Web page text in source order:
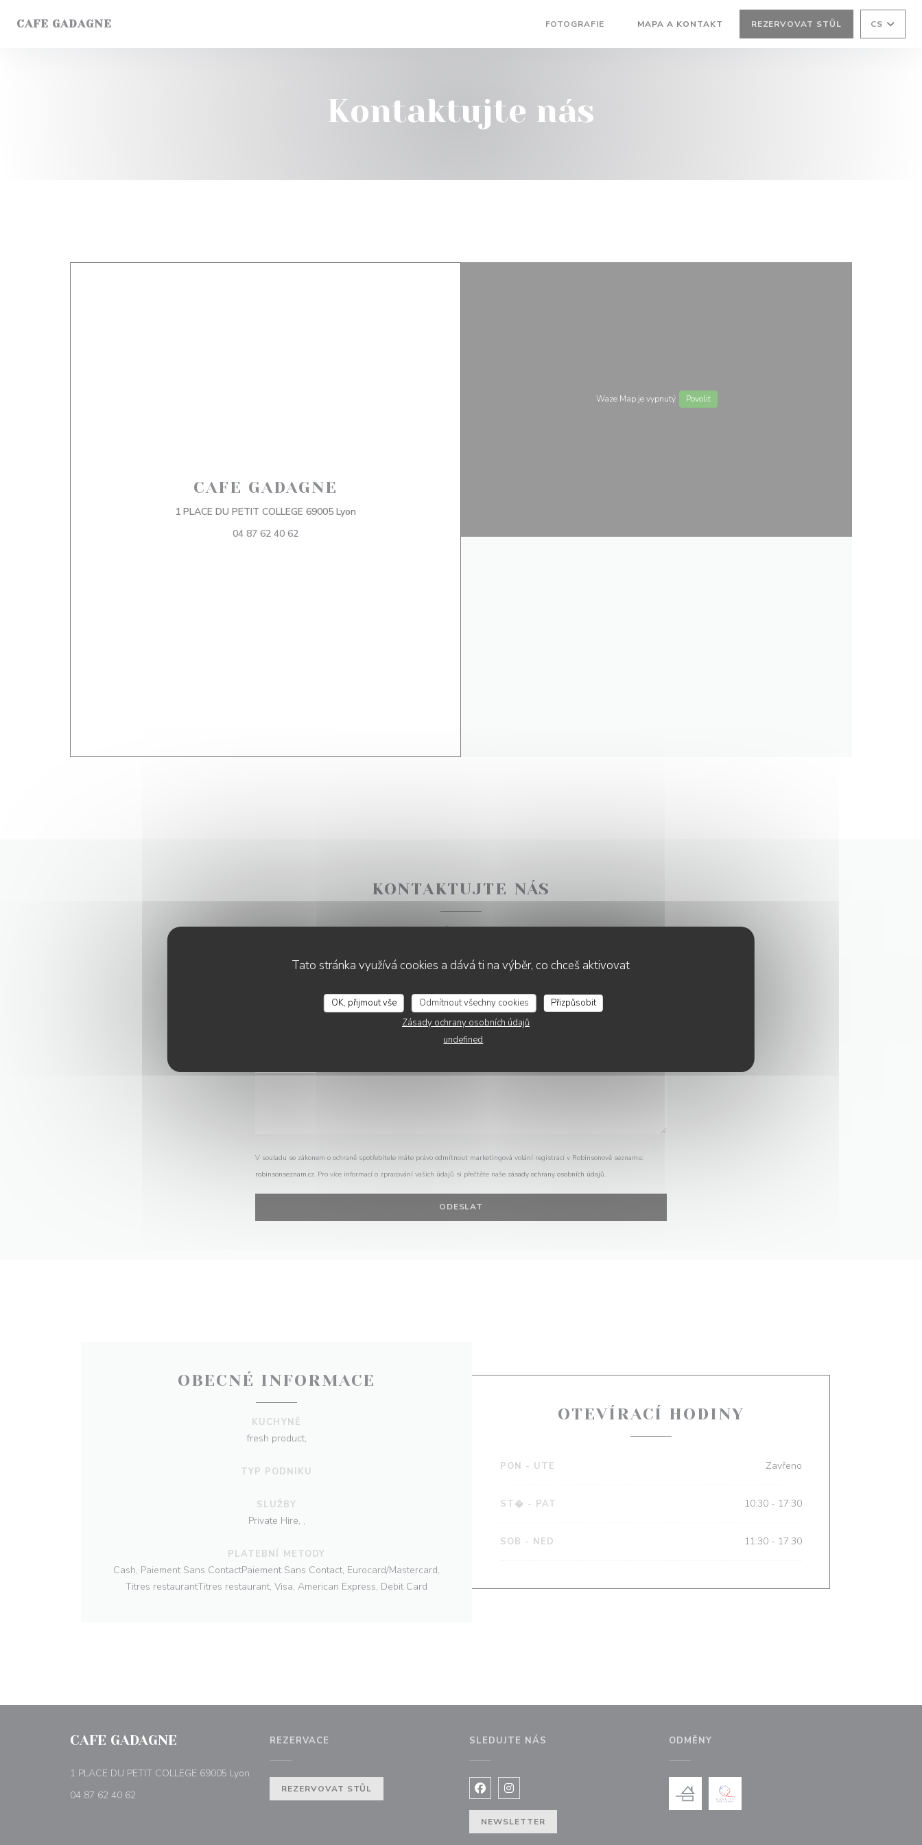
Tato stránka využívá cookies a dává ti na výběr, co chceš aktivovat
OK, přijmout vše Odmítnout všechny cookies
Přizpůsobit
Zásady ochrany osobních údajů
undefined
CAFE GADAGNE FOTOGRAFIE MAPA A KONTAKT REZERVOVAT STŮL CS
Kontaktujte nás
CAFE GADAGNE
1 PLACE DU PETIT COLLEGE 69005 Lyon
04 87 62 40 62
Waze Map je vypnutý. Povolit
KONTAKTUJTE NÁS
Chcete nás kontaktovat ?
V souladu se zákonem o ochraně spotřebitele máte právo odmítnout marketingová volání registrací v Robinsonově seznamu:
robinsonseznam.cz. Pro více informací o zpracování vašich údajů si přečtěte naše zásady ochrany osobních údajů.
OBECNÉ INFORMACE
KUCHYNĚ
fresh product,
TYP PODNIKU
SLUŽBY
Private Hire, ,
PLATEBNÍ METODY
Cash, Paiement Sans ContactPaiement Sans Contact, Eurocard/Mastercard,
Titres restaurantTitres restaurant, Visa, American Express, Debit Card
OTEVÍRACÍ HODINY
PON - UTE Zavřeno
ST� - PAT 10:30 - 17:30
SOB - NED 11:30 - 17:30
CAFE GADAGNE
1 PLACE DU PETIT COLLEGE 69005 Lyon
04 87 62 40 62
REZERVACE
REZERVOVAT STŮL
SLEDUJTE NÁS
Facebook ((otevře se v novém okně))
Instagram ((otevře se v novém okně))
NEWSLETTER
ODMĚNY
CAFE GADAGNE